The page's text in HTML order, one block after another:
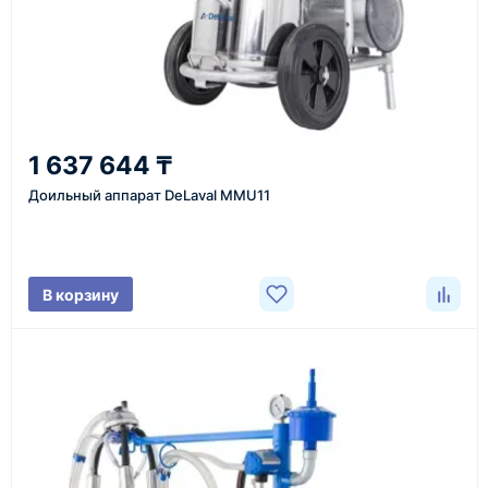
Казахстан и СНГ
доставка оборудования в разные города и
регионы
средний срок доставки по большинству поставок
проверка товара перед отправкой клиенту
Документы
счёт, договор, накладные и сопроводительные
материалы
1 637 644 ₸
Доильный аппарат DeLaval MMU11
В корзину